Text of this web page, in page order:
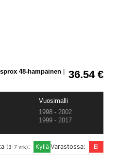
36.54 €
48-hampainen |
Vuosimalli
1998 - 2002
1999 - 2017
Varastossa:
(3-7 vrk):